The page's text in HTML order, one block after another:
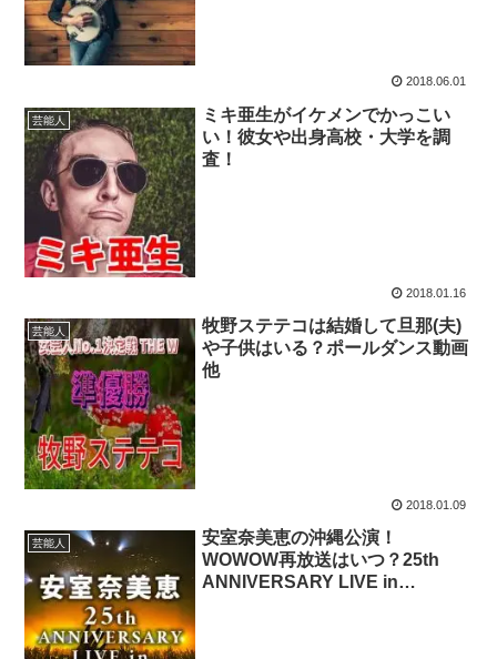
2018.06.01
芸能人
ミキ亜生がイケメンでかっこい
い！彼女や出身高校・大学を調
査！
2018.01.16
芸能人
牧野ステテコは結婚して旦那(夫)
や子供はいる？ポールダンス動画
他
2018.01.09
芸能人
安室奈美恵の沖縄公演！
WOWOW再放送はいつ？25th
ANNIVERSARY LIVE in